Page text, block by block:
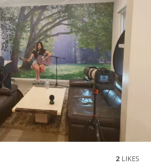
2 LIKES